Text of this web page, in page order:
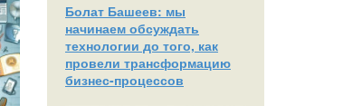
Болат Башеев: мы
начинаем обсуждать
технологии до того, как
провели трансформацию
бизнес-процессов